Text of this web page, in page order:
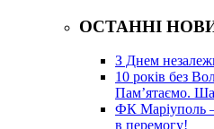
ОСТАННІ
З Днем
10 років без
Пам’ятаємо.
ФК Маріуполь –
в перемогу!